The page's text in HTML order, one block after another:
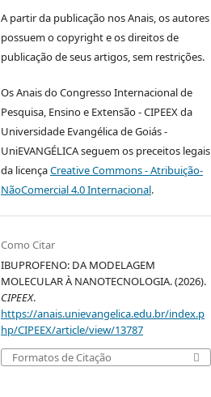
A partir da publicação nos Anais, os autores
possuem o copyright e os direitos de
publicação de seus artigos, sem restrições.
Os Anais do Congresso Internacional de
Pesquisa, Ensino e Extensão - CIPEEX da
Universidade Evangélica de Goiás -
UniEVANGÉLICA seguem os preceitos legais
da licençaCreative Commons - Atribuição-
NãoComercial 4.0 Internacional.
Como Citar
IBUPROFENO: DA MODELAGEM
MOLECULAR À NANOTECNOLOGIA. (2026).
CIPEEX.
https://anais.unievangelica.edu.br/index.p
hp/CIPEEX/article/view/13787
Formatos de Citação